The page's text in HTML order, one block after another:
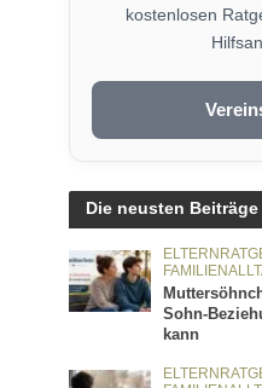
kostenlosen
Die neusten Beiträge
Sohn-
kann